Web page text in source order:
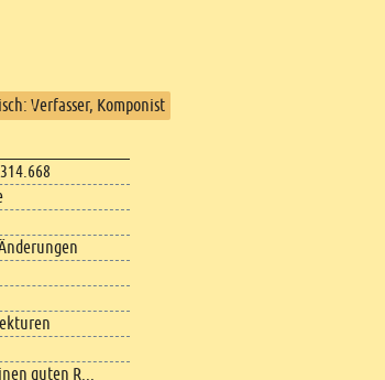
Verfasser, Komponist
guten R...